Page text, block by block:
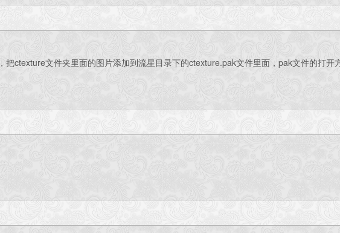
把ctexture文件夹里面的图片添加到流星目录下的ctexture.pak文件里面，pak文件的打